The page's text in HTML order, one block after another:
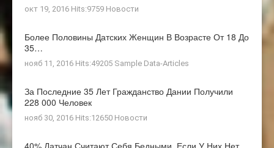
окт 19, 2016 Hits:9759 Новости
Более Половины Датских Женщин В Возрасте От 18 До
35…
нояб 11, 2016 Hits:49205 Sample Data-Articles
За Последние 35 Лет Гражданство Дании Получили
228 000 Человек
нояб 30, 2016 Hits:12650 Новости
40% Датчан Считают Себя Бедными, Если У Них Нет